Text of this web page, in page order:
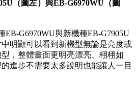
（圖左）與EB-G6970WU（圖
EB-G6970WU與新機種EB-G7905U
明顯可以看到新機型無論是亮度或
，整體畫面更明亮漂亮、栩栩如
進步不需要太多說明也能讓人一目